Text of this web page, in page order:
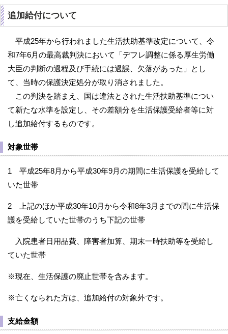
追加給付について
平成25年から行われました生活扶助基準改定について、令
和7年6月の最高裁判決において「デフレ調整に係る厚生労働
大臣の判断の過程及び手続には過誤、欠落があった」とし
て、当時の保護決定処分が取り消されました。
この判決を踏まえ、国は違法とされた生活扶助基準につい
て新たな水準を設定し、その差額分を生活保護受給者等に対
し追加給付するものです。
対象世帯
1 平成25年8月から平成30年9月の期間に生活保護を受給して
いた世帯
2 上記のほか平成30年10月から令和8年3月までの間に生活保
護を受給していた世帯のうち下記の世帯
入院患者日用品費、障害者加算、期末一時扶助等を受給し
ていた世帯
※現在、生活保護の廃止世帯を含みます。
※亡くなられた方は、追加給付の対象外です。
支給金額